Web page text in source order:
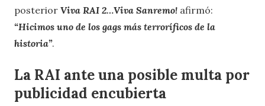
posterior Viva RAI 2…Viva Sanremo! afirmó:
“Hicimos uno de los gags más terroríficos de la
historia”.
La RAI ante una posible multa por
publicidad encubierta